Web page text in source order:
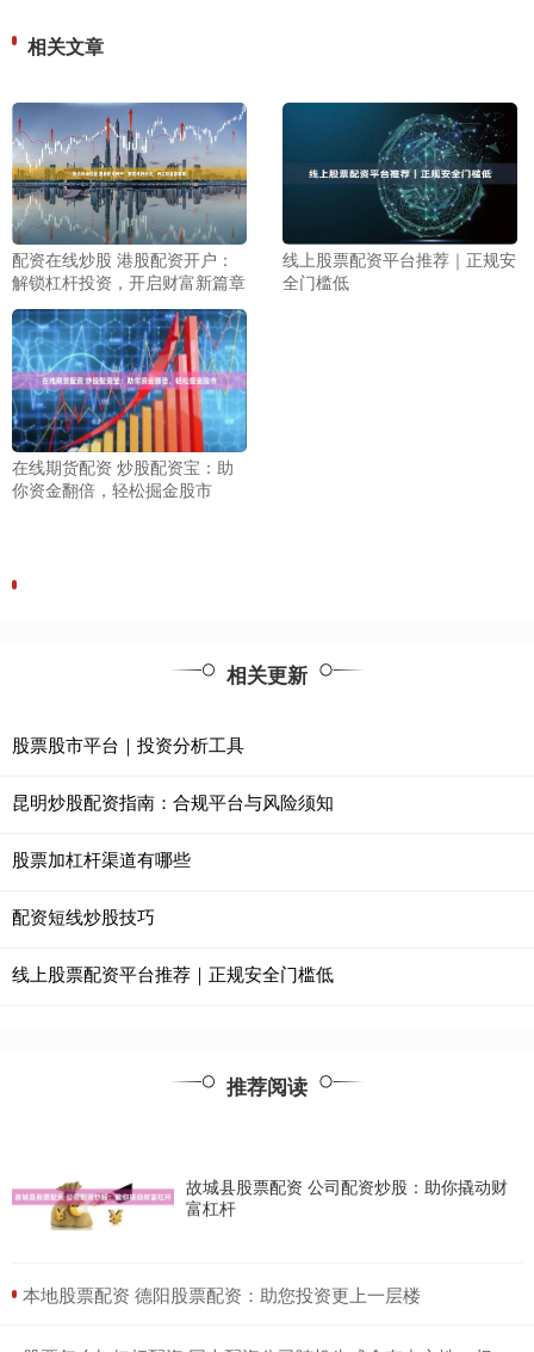
相关文章
配资在线炒股 港股配资开户：
解锁杠杆投资，开启财富新篇章
线上股票配资平台推荐｜正规安
全门槛低
在线期货配资 炒股配资宝：助
你资金翻倍，轻松掘金股市
相关更新
股票股市平台｜投资分析工具
昆明炒股配资指南：合规平台与风险须知
股票加杠杆渠道有哪些
配资短线炒股技巧
线上股票配资平台推荐｜正规安全门槛低
推荐阅读
故城县股票配资 公司配资炒股：助你撬动财
富杠杆
​本地股票配资 德阳股票配资：助您投资更上一层楼